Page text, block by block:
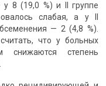
8 (19,0 %) и II группе
слабая, а у II
— 2 (4,8 %).
что у больных
снижаются степень